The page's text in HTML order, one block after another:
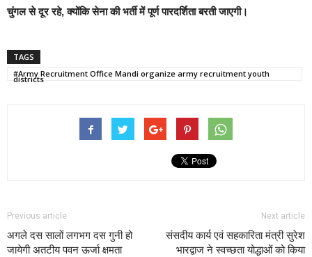
चुंगल से दूर रहे, क्योंकि सेना की भर्ती में पूर्ण पारदर्शिता बरती जाएगी।
TAGS
#Army Recruitment Office Mandi organize army recruitment youth
districts
Previous article
अगले दस सालों लगभग दस गुनी हो
जायेगी अतटीय पवन ऊर्जा क्षमता
Next article
संसदीय कार्य एवं सहकारिता मंत्री सुरेश
भारद्वाज ने स्वच्छता योद्धाओं को किया